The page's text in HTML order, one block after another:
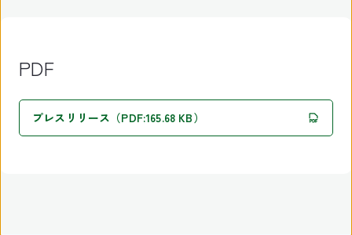
PDF
プレスリリース（PDF:165.68 KB）